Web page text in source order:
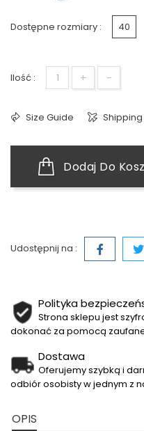
Dostępne rozmiary : 40
Ilość : + -
Size Guide Shipping
Dodaj Do
Udostępnij na :
Polityka
Strona sklepu jest
dokonać za pomocą
Dostawa
Oferujemy szybką i
odbiór osobisty w jednym z
OPIS